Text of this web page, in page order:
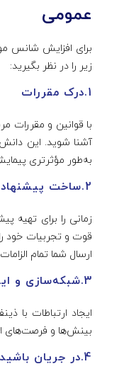
عمومی
برای افزایش شانس
زیر را در نظر بگیرید:
1.درک مقررات
با قوانین و مقررات
آشنا شوید. این دانش
به‌طور مؤثرتری
2.ساخت پیشنهادات قوی
زمانی را برای تهیه
قوت و تجربیات خود
ارسال شما تمام
3.شبکه‌سازی و ایجاد روابط
ایجاد ارتباطات با
بینش‌ها و فرصت‌های
4.در جریان باشید